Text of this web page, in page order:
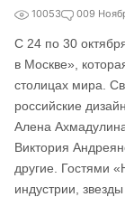
10053 009
С 24 по 30
в Москве»,
столицах мира.
российские
Алена
Виктория
другие. Гостями
индустрии,